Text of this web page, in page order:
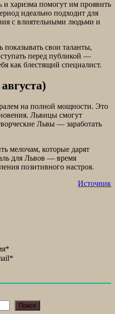
и харизма помогут им проявить
идеально подходит для
с влиятельными людьми и
показывать свои таланты,
перед публикой —
как блестящий специалист.
на полной мощности. Это
Львицы смогут
Львы — заработать
мелочам, которые дарят
для Львов — время
позитивного настроя.
Источник
Поиск